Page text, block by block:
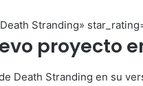
Stranding»
proyecto
Death Stranding en su